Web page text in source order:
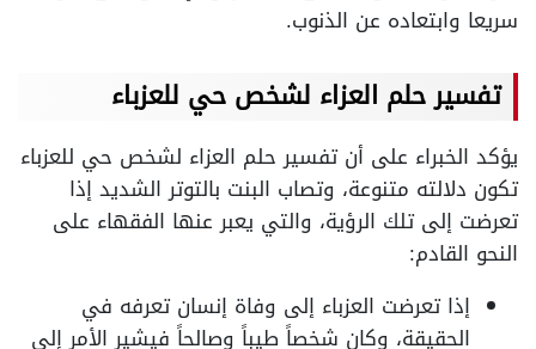
سريعا وابتعاده عن الذنوب.
تفسير حلم العزاء لشخص حي للعزباء
يؤكد الخبراء على أن تفسير حلم العزاء لشخص حي للعزباء
تكون دلالته متنوعة، وتصاب البنت بالتوتر الشديد إذا
تعرضت إلى تلك الرؤية، والتي يعبر عنها الفقهاء على
النحو القادم:
إذا تعرضت العزباء إلى وفاة إنسان تعرفه في
الحقيقة، وكان شخصاً طيباً وصالحاً فيشير الأمر إلى